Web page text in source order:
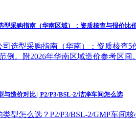
型采购指南（华南区域）：资质核查与报价比
司选型采购指南（华南）：资质核查
例。附2026年华南区域造价参考区间
与造价对比 | P2/P3/BSL-2/洁净车间怎么选
型怎么选？P2/P3/BSL-2/GMP车间